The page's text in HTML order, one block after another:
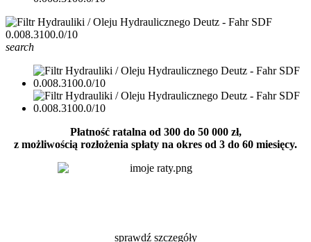
search
Płatność ratalna od 300 do 50 000 zł,
z możliwością rozłożenia spłaty na okres od 3 do 60 miesięcy.
sprawdź szczegóły